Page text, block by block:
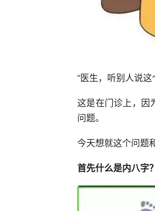
“医生，听别人说
这是在门诊上，因
问题。
今天想就这个问题
首先什么是内八字？